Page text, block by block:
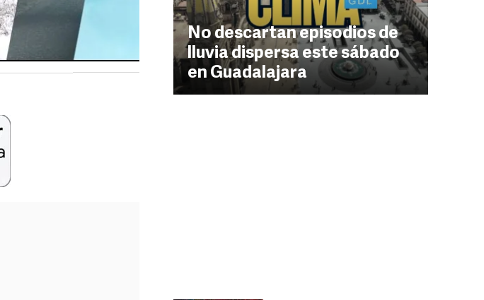
No descartan episodios de
lluvia dispersa este sábado
en Guadalajara